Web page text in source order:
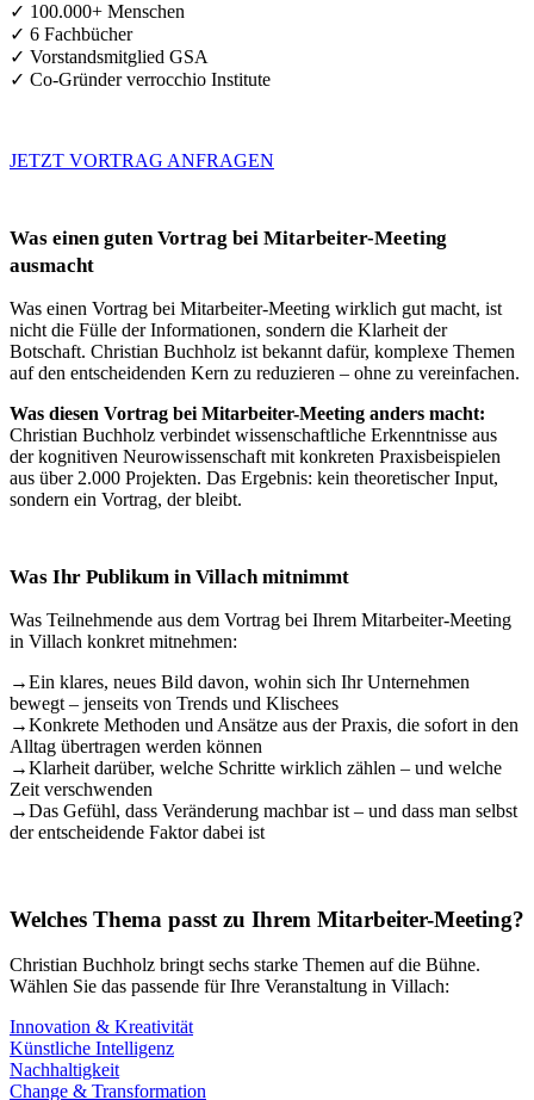
✓ 100.000+ Menschen
✓ 6 Fachbücher
✓ Vorstandsmitglied GSA
✓ Co-Gründer verrocchio Institute
JETZT VORTRAG ANFRAGEN
Was einen guten Vortrag bei Mitarbeiter-Meeting
ausmacht
Was einen Vortrag bei Mitarbeiter-Meeting wirklich gut macht, ist
nicht die Fülle der Informationen, sondern die Klarheit der
Botschaft. Christian Buchholz ist bekannt dafür, komplexe Themen
auf den entscheidenden Kern zu reduzieren – ohne zu vereinfachen.
Was diesen Vortrag bei Mitarbeiter-Meeting anders macht:
Christian Buchholz verbindet wissenschaftliche Erkenntnisse aus
der kognitiven Neurowissenschaft mit konkreten Praxisbeispielen
aus über 2.000 Projekten. Das Ergebnis: kein theoretischer Input,
sondern ein Vortrag, der bleibt.
Was Ihr Publikum in Villach mitnimmt
Was Teilnehmende aus dem Vortrag bei Ihrem Mitarbeiter-Meeting
in Villach konkret mitnehmen:
→Ein klares, neues Bild davon, wohin sich Ihr Unternehmen
bewegt – jenseits von Trends und Klischees
→Konkrete Methoden und Ansätze aus der Praxis, die sofort in den
Alltag übertragen werden können
→Klarheit darüber, welche Schritte wirklich zählen – und welche
Zeit verschwenden
→Das Gefühl, dass Veränderung machbar ist – und dass man selbst
der entscheidende Faktor dabei ist
Welches Thema passt zu Ihrem Mitarbeiter-Meeting?
Christian Buchholz bringt sechs starke Themen auf die Bühne.
Wählen Sie das passende für Ihre Veranstaltung in Villach:
Innovation & Kreativität
Künstliche Intelligenz
Nachhaltigkeit
Change & Transformation